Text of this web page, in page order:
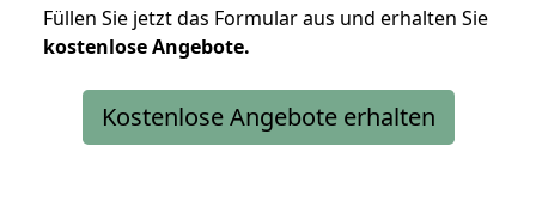
Füllen Sie jetzt das Formular aus und erhalten Sie
kostenloseAngebote.
Kostenlose Angebote erhalten